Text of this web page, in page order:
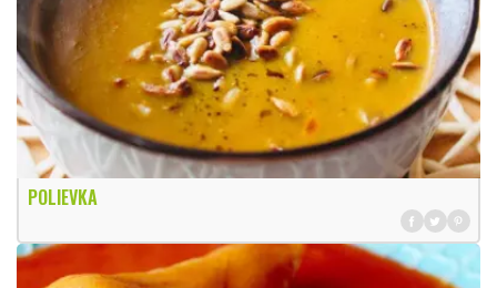
POLIEVKA